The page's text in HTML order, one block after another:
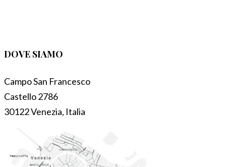
DOVE SIAMO
Campo San Francesco
Castello 2786
30122 Venezia, Italia